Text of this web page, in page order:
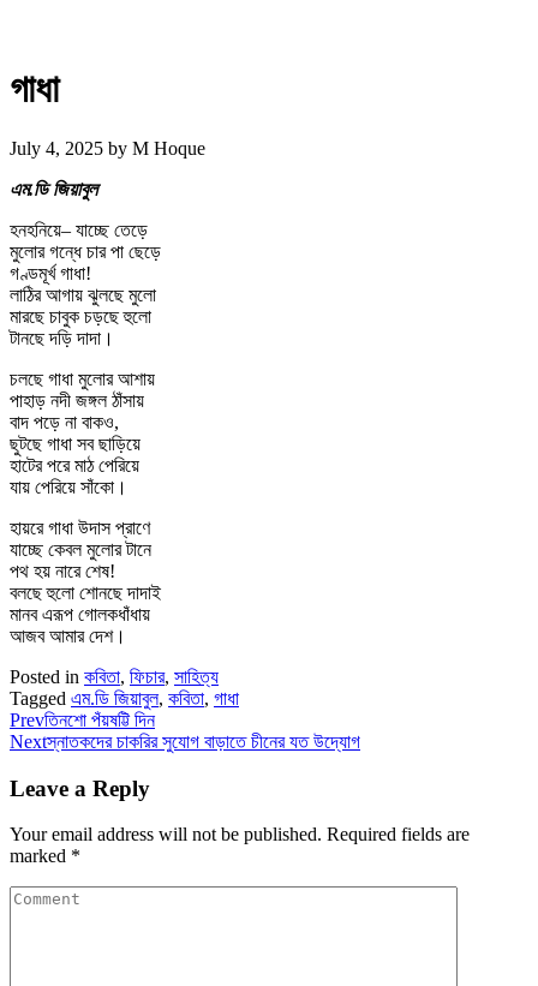
গাধা
July 4, 2025 by M Hoque
এম.ডি জিয়াবুল
হনহনিয়ে– যাচ্ছে তেড়ে
মুলোর গন্ধে চার পা ছেড়ে
গণ্ডমূর্খ গাধা!
লাঠির আগায় ঝুলছে মুলো
মারছে চাবুক চড়ছে হুলো
টানছে দড়ি দাদা।
চলছে গাধা মুলোর আশায়
পাহাড় নদী জঙ্গল ঠাঁসায়
বাদ পড়ে না বাকও,
ছুটছে গাধা সব ছাড়িয়ে
হাটের পরে মাঠ পেরিয়ে
যায় পেরিয়ে সাঁকো।
হায়রে গাধা উদাস প্রাণে
যাচ্ছে কেবল মুলোর টানে
পথ হয় নারে শেষ!
বলছে হুলো শোনছে দাদাই
মানব এরূপ গোলকধাঁধায়
আজব আমার দেশ।
Posted in কবিতা, ফিচার, সাহিত্য
Tagged এম.ডি জিয়াবুল, কবিতা, গাধা
Prevতিনশো পঁয়ষট্টি দিন
Nextস্নাতকদের চাকরির সুযোগ বাড়াতে চীনের যত উদ্যোগ
Leave a Reply
Your email address will not be published. Required fields are
marked *